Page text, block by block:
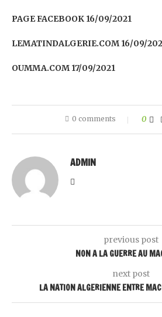
PAGE FACEBOOK 16/09/2021
LEMATINDALGERIE.COM 16/09/
OUMMA.COM 17/09/2021
0 comments 0
ADMIN
previous post
NON A LA GUERRE AU
next post
LA NATION ALGERIENNE ENTRE